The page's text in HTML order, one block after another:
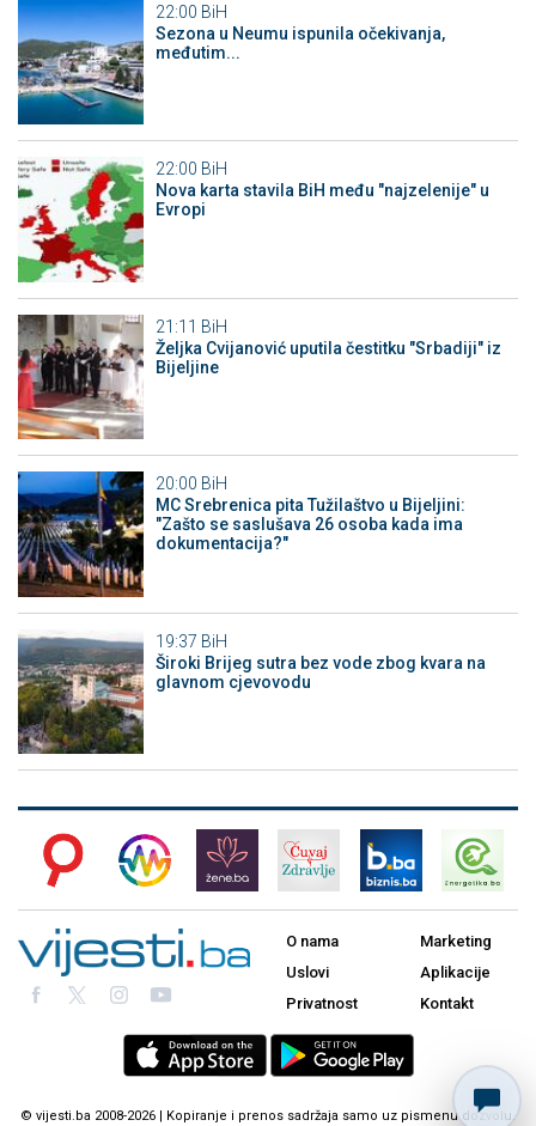
22:00 BiH
Sezona u Neumu ispunila očekivanja,
međutim...
22:00 BiH
Nova karta stavila BiH među "najzelenije" u
Evropi
21:11 BiH
Željka Cvijanović uputila čestitku "Srbadiji" iz
Bijeljine
20:00 BiH
MC Srebrenica pita Tužilaštvo u Bijeljini:
"Zašto se saslušava 26 osoba kada ima
dokumentacija?"
19:37 BiH
Široki Brijeg sutra bez vode zbog kvara na
glavnom cjevovodu
O nama
Uslovi
Privatnost
Marketing
Aplikacije
Kontakt
© vijesti.ba 2008-2026 | Kopiranje i prenos sadržaja samo uz pismenu dozvolu.